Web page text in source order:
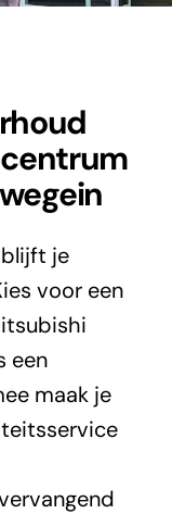
je
voor een
een
maak je